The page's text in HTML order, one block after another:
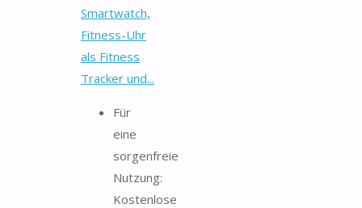
Smartwatch,
Fitness-Uhr
als Fitness
Tracker und...
Für
eine
sorgenfreie
Nutzung:
Kostenlose